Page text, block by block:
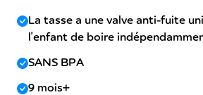
La tasse a une valve anti-fuite
l'enfant de boire
SANS BPA
9 mois+